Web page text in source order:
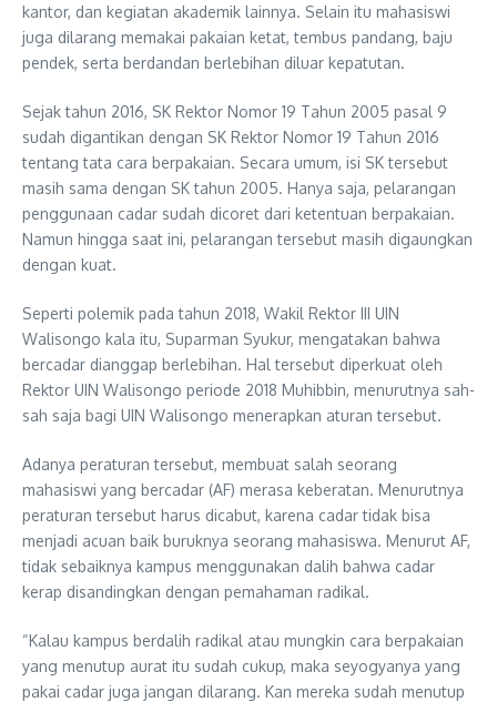
kantor, dan kegiatan akademik lainnya. Selain itu mahasiswi
juga dilarang memakai pakaian ketat, tembus pandang, baju
pendek, serta berdandan berlebihan diluar kepatutan.
Sejak tahun 2016, SK Rektor Nomor 19 Tahun 2005 pasal 9
sudah digantikan dengan SK Rektor Nomor 19 Tahun 2016
tentang tata cara berpakaian. Secara umum, isi SK tersebut
masih sama dengan SK tahun 2005. Hanya saja, pelarangan
penggunaan cadar sudah dicoret dari ketentuan berpakaian.
Namun hingga saat ini, pelarangan tersebut masih digaungkan
dengan kuat.
Seperti polemik pada tahun 2018, Wakil Rektor III UIN
Walisongo kala itu, Suparman Syukur, mengatakan bahwa
bercadar dianggap berlebihan. Hal tersebut diperkuat oleh
Rektor UIN Walisongo periode 2018 Muhibbin, menurutnya sah-
sah saja bagi UIN Walisongo menerapkan aturan tersebut.
Adanya peraturan tersebut, membuat salah seorang
mahasiswi yang bercadar (AF) merasa keberatan. Menurutnya
peraturan tersebut harus dicabut, karena cadar tidak bisa
menjadi acuan baik buruknya seorang mahasiswa. Menurut AF,
tidak sebaiknya kampus menggunakan dalih bahwa cadar
kerap disandingkan dengan pemahaman radikal.
“Kalau kampus berdalih radikal atau mungkin cara berpakaian
yang menutup aurat itu sudah cukup, maka seyogyanya yang
pakai cadar juga jangan dilarang. Kan mereka sudah menutup